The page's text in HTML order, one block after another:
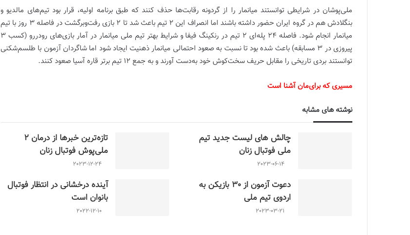
ملی‌پوشان در شرایطی توانستند میانمار را از گردونه رقابت‌ها حذف کنند که طبق برنامه اولیه، قرار بود تیم‌های مالدیو و
بنگلادش هم در گروه ایران حضور داشته باشند اما انصراف این 2 تیم باعث شد تا 2 بازی رفت‌وبرگشت در فاصله 3 روز با تیم
میانمار انجام شود. فاصله 24 پله‌ای 2 تیم در رنکینگ فیفا و شرایط بهتر تیم ملی میانمار در آمار بازی‌های رودررو (کسب 3
پیروزی در 3 مسابقه) باعث شده بود تا نسبت به صعود احتمالی میانمار ذهنیت ایجاد شود اما شاگردان آزمون با طلسم‌شکنی
توانستند بردی تاریخی را مقابل حریف سخت‌کوش خود به‌دست آورند و به جمع 12 تیم برتر قاره آسیا صعود کنند.
مسیری که برای‌مان آشنا است
نوشته های مشابه
چالش هاى ليست جدید تيم
ملى فوتبال زنان
2023-06-14
تازه‌ترین خبرها از درمان ۲
ملی‌پوش فوتبال زنان
2023-12-24
دعوت آزمون از 30 بازیکن به
اردوی تیم ملی
2023-03-21
آینده درخشانی در انتظار فوتبال
بانوان است
2022-12-10